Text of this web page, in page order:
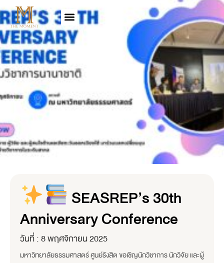
SEASREP’s 30th
Anniversary Conference
วันที่ :8 พฤศจิกายน 2025
มหาวิทยาลัยธรรมศาสตร์ ศูนย์รังสิต ขอเชิญนักวิชาการ นักวิจัย และผู้